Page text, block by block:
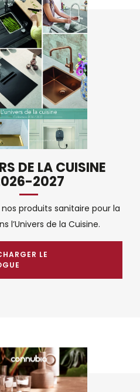
DE LA CUISINE
2027
produits sanitaire pour la
l’Univers de la Cuisine.
LE